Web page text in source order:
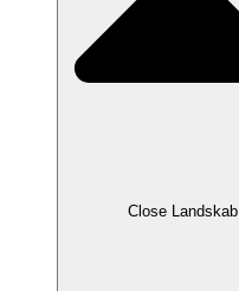
Close Landskab